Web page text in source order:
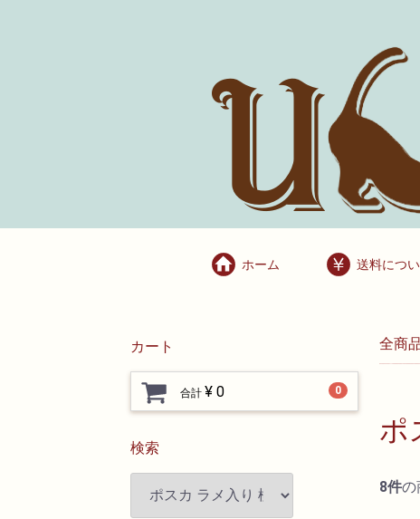
ホーム 送料につ
カート
0
合計 ¥ 0
検索
全商
ポ
8件の